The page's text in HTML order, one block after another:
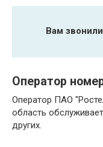
Вам
Оператор
Оператор ПАО
область
других.